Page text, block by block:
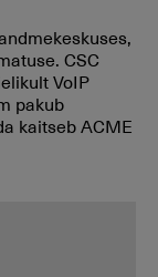
CSC
VoIP
pakub
kaitseb АCME